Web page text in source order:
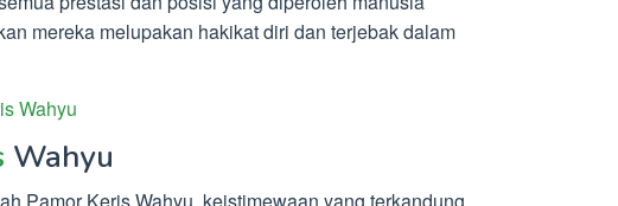
mereka melupakan hakikat diri dan terjebak dalam
Wahyu
Wahyu